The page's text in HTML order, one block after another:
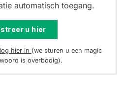
automatisch toegang.
u hier
log hier in (we sturen u een magic
is overbodig).